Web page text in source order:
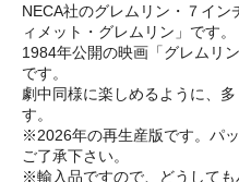
NECA社のグレムリン・７イ
ィメット・グレムリン」です。
1984年公開の映画「グレムリ
です。
劇中同様に楽しめるように、
す。
※2026年の再生産版です。パ
ご了承下さい。
※輸入品ですので、どうして